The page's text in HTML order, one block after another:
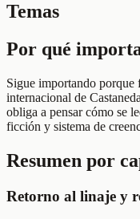
Temas
Por qué
Sigue importando porque
internacional de
obliga a pensar cómo se
ficción y sistema de
Resumen por
Retorno al linaje y